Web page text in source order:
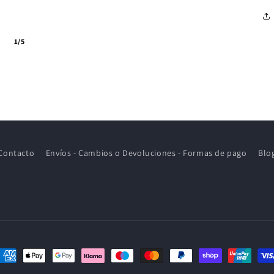
1/5
Envíos - Cambios o Devoluciones - Formas de pago